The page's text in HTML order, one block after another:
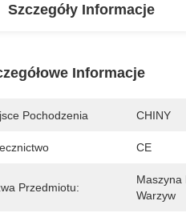
Szczegóły Informacje
Informacje
Pochodzenia CHINY
CE
Przedmiotu:
Maszyna
Warzyw